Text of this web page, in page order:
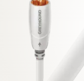
Zubehör
INSPIRATION
MARKEN